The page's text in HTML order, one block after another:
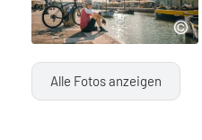
Alle Fotos anzeigen